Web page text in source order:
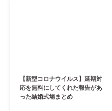
【新型コロナウイルス】延期対
応を無料にしてくれた報告があ
った結婚式場まとめ